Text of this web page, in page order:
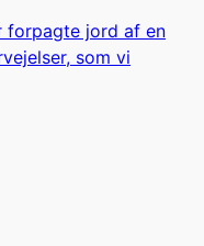
forpagte jord af en
som vi